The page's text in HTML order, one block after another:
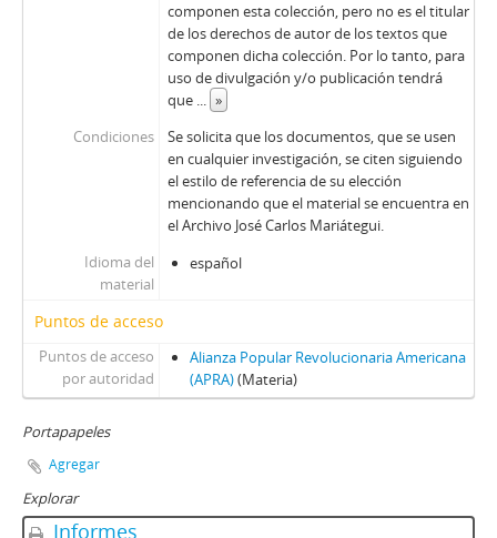
componen esta colección, pero no es el titular
de los derechos de autor de los textos que
componen dicha colección. Por lo tanto, para
uso de divulgación y/o publicación tendrá
que ... »
Condiciones
Se solicita que los documentos, que se usen
en cualquier investigación, se citen siguiendo
el estilo de referencia de su elección
mencionando que el material se encuentra en
el Archivo José Carlos Mariátegui.
Idioma del
material
español
Puntos de acceso
Puntos de acceso
por autoridad
Alianza Popular Revolucionaria Americana
(APRA)(Materia)
Portapapeles
Agregar
Explorar
Informes